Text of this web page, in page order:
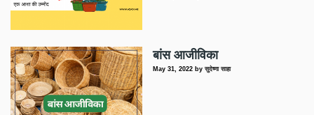
बांस आजीविका
May 31, 2022 byसुदेष्णा साहा